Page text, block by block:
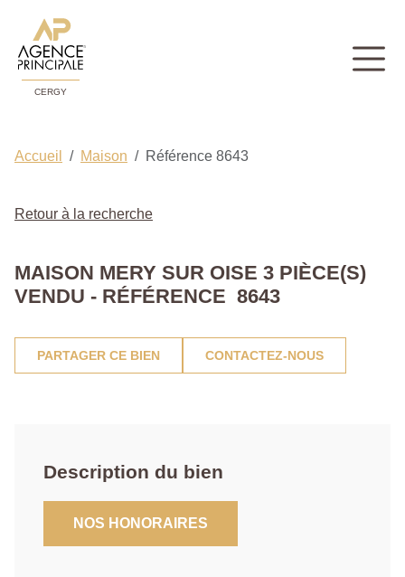
CERGY
Accueil Maison Référence 8643
Retour à la recherche
MAISON MERY SUR OISE 3 PIÈCE(S)
VENDU - RÉFÉRENCE 8643
PARTAGER CE BIEN CONTACTEZ-NOUS
Description du bien
NOS HONORAIRES